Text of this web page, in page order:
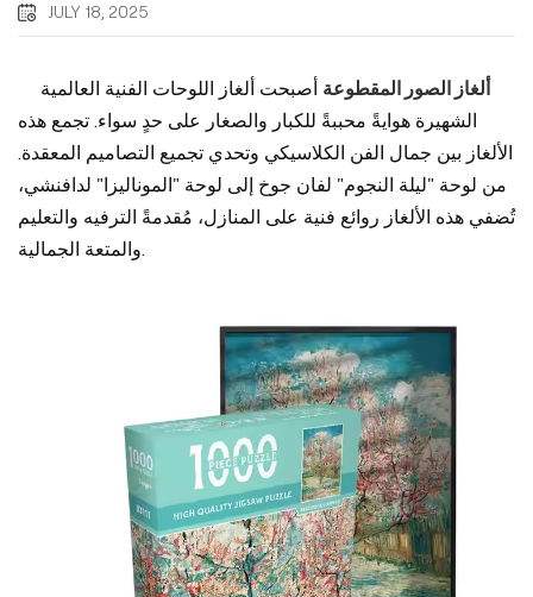
JULY 18, 2025
ألغاز الصور المقطوعة أصبحت ألغاز اللوحات الفنية العالمية
الشهيرة هوايةً محببةً للكبار والصغار على حدٍ سواء. تجمع هذه
الألغاز بين جمال الفن الكلاسيكي وتحدي تجميع التصاميم المعقدة.
من لوحة "ليلة النجوم" لفان جوخ إلى لوحة "الموناليزا" لدافنشي،
تُضفي هذه الألغاز روائع فنية على المنازل، مُقدمةً الترفيه والتعليم
والمتعة الجمالية.